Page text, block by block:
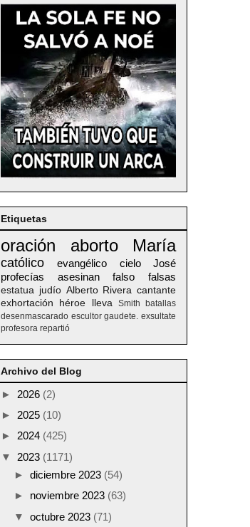
Etiquetas
oración aborto María
católico evangélico cielo
José
profecías
asesinan falso falsas
estatua judío Alberto Rivera cantante
exhortación
héroe lleva Smith
batallas
desenmascarado escultor gaudete. exsultate
profesora repartió
Archivo del Blog
► 2026 (2)
► 2025 (10)
► 2024 (425)
▼ 2023 (1171)
► diciembre 2023 (54)
► noviembre 2023 (63)
▼ octubre 2023 (71)